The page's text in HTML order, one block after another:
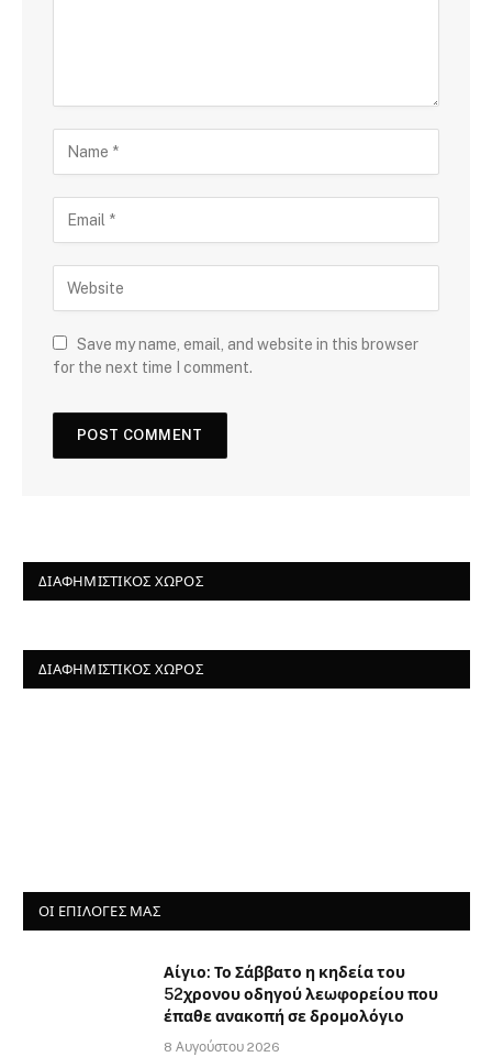
Save my name, email, and website in this browser
for the next time I comment.
ΔΙΑΦΗΜΙΣΤΙΚΌΣ ΧΏΡΟΣ
ΔΙΑΦΗΜΙΣΤΙΚΌΣ ΧΏΡΟΣ
ΟΙ ΕΠΙΛΟΓΈΣ ΜΑΣ
Αίγιο: Το Σάββατο η κηδεία του
52χρονου οδηγού λεωφορείου που
έπαθε ανακοπή σε δρομολόγιο
8 Αυγούστου 2026